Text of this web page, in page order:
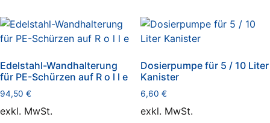
mehrere
Varianten
auf.
Optionen
Edelstahl-Wandhalterung
für PE-Schürzen auf R o l l e
94,50 €
exkl. MwSt.
Dosierpumpe für 5 / 10 Liter
Kanister
6,60 €
exkl. MwSt.